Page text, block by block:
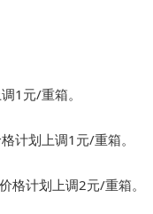
1元/重箱。
计划上调1元/重箱。
价格计划上调2元/重箱。